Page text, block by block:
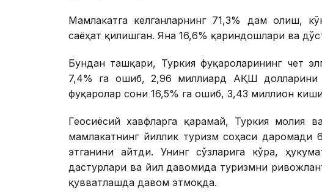
Мамлакатга келганларнинг 71,3% дам олиш,
саёҳат қилишган. Яна 16,6% қариндошлари ва
Бундан ташқари, Туркия фуқароларининг чет
7,4% га ошиб, 2,96 миллиард АҚШ долларини
фуқаролар сони 16,5% га ошиб, 3,43 миллион
Геосиёсий хавфларга қарамай, Туркия молия
мамлакатнинг йиллик туризм соҳаси
этганини айтди. Унинг сўзларига кўра,
дастурлари ва йил давомида туризмни
қувватлашда давом этмоқда.